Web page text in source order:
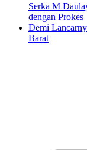
Serka M
dengan Prokes
Demi
Barat